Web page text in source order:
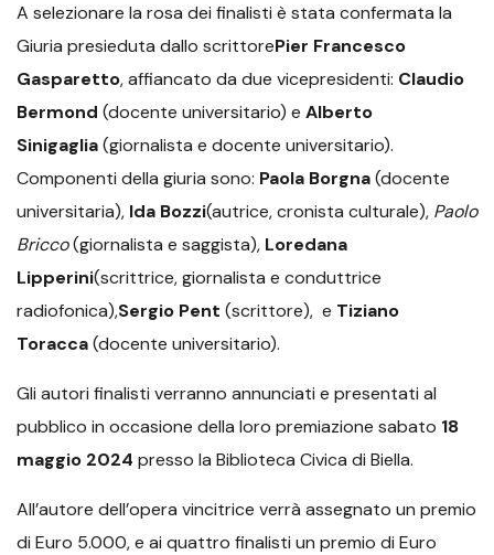
A selezionare la rosa dei finalisti è stata confermata la
Giuria presieduta dallo scrittorePier Francesco
Gasparetto, affiancato da due vicepresidenti: Claudio
Bermond (docente universitario) e Alberto
Sinigaglia(giornalista e docente universitario).
Componenti della giuria sono: Paola Borgna(docente
universitaria), Ida Bozzi(autrice, cronista culturale), Paolo
Bricco(giornalista e saggista), Loredana
Lipperini(scrittrice, giornalista e conduttrice
radiofonica),Sergio Pent (scrittore), e Tiziano
Toracca(docente universitario).
Gli autori finalisti verranno annunciati e presentati al
pubblico in occasione della loro premiazione sabato 18
maggio 2024 presso la Biblioteca Civica di Biella.
All’autore dell’opera vincitrice verrà assegnato un premio
di Euro 5.000, e ai quattro finalisti un premio di Euro